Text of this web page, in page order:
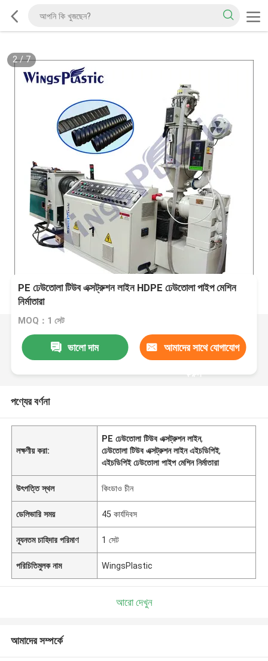
2/7
PE ঢেউতোলা টিউব এক্সট্রুশন লাইন HDPE ঢেউতোলা পাইপ মেশিন
নির্মাতারা
MOQ：1 সেট
ভালো দাম আমাদের সাথে যোগাযোগ
করুন
পণ্যের বর্ণনা
লক্ষণীয় করা:
PE ঢেউতোলা টিউব এক্সট্রুশন লাইন,
ঢেউতোলা টিউব এক্সট্রুশন লাইন এইচডিপিই,
এইচডিপিই ঢেউতোলা পাইপ মেশিন নির্মাতারা
উৎপত্তি স্থল কিংডাও চীন
ডেলিভারি সময় 45 কার্যদিবস
ন্যূনতম চাহিদার পরিমাণ 1 সেট
পরিচিতিমুলক নাম WingsPlastic
আরো দেখুন
আমাদের সম্পর্কে